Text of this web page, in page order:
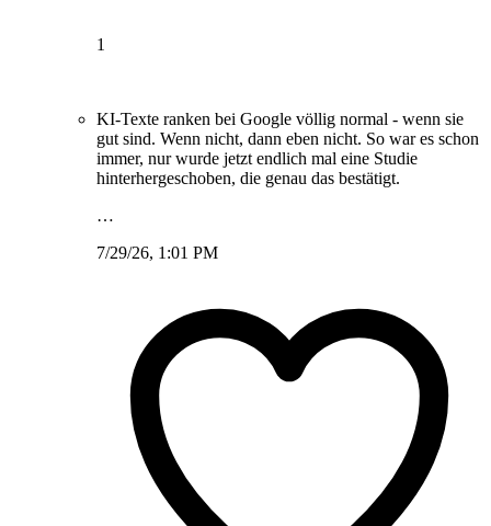
1
KI-Texte ranken bei Google völlig normal - wenn sie
gut sind. Wenn nicht, dann eben nicht. So war es schon
immer, nur wurde jetzt endlich mal eine Studie
hinterhergeschoben, die genau das bestätigt.
…
7/29/26, 1:01 PM